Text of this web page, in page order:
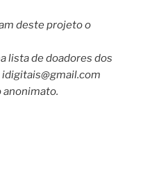
deste projeto o
lista de doadores dos
idigitais@gmail.com
anonimato.